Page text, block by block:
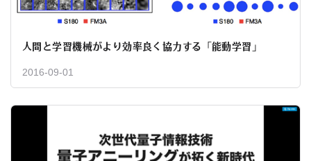
人間と学習機械がより効率良く協力する「能動学習」
2016-09-01